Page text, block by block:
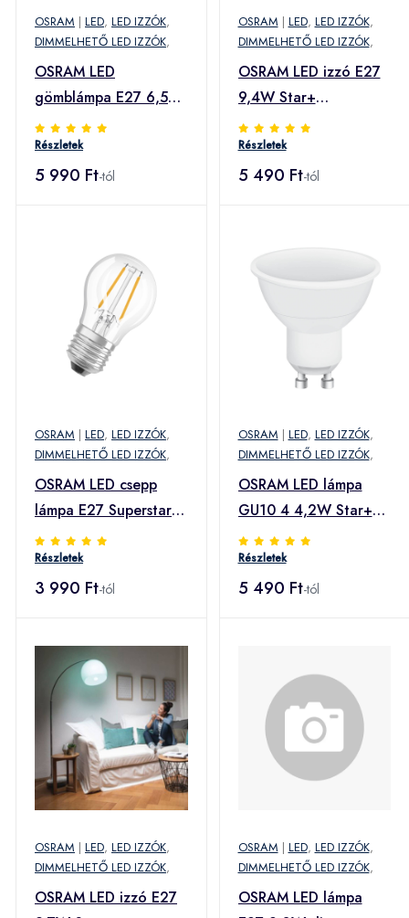
OSRAM | LED, LED IZZÓK,
DIMMELHETŐ LED IZZÓK,
OSRAM LED
gömblámpa E27 6,5W
G125 827 Glow dim
Részletek
5 990 Ft-tól
OSRAM | LED, LED IZZÓK,
DIMMELHETŐ LED IZZÓK,
OSRAM LED izzó E27
9,4W Star+
Távvezérlő matt
Részletek
5 490 Ft-tól
OSRAM | LED, LED IZZÓK,
DIMMELHETŐ LED IZZÓK,
OSRAM LED csepp
lámpa E27 Superstar
4W átlát. 2700
Részletek
3 990 Ft-tól
OSRAM | LED, LED IZZÓK,
DIMMELHETŐ LED IZZÓK,
OSRAM LED lámpa
GU10 4 4,2W Star+
távvezérlő
Részletek
5 490 Ft-tól
OSRAM | LED, LED IZZÓK,
DIMMELHETŐ LED IZZÓK,
OSRAM LED izzó E27
OSRAM | LED, LED IZZÓK,
DIMMELHETŐ LED IZZÓK,
OSRAM LED lámpa